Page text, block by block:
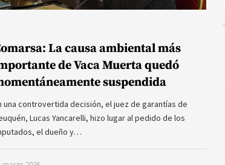
La causa ambiental más
de Vaca Muerta quedó
suspendida
una controvertida decisión, el juez de garantías de
Lucas Yancarelli, hizo lugar al pedido de los
el dueño y…